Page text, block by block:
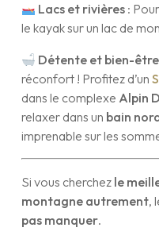
Lacs et rivières :
le kayak sur un lac de
Détente et bien-être
réconfort ! Profitez d’un
dans le complexe Alpin
relaxer dans un bain
imprenable sur les
Si vous cherchez le
montagne autrement,
pas manquer.